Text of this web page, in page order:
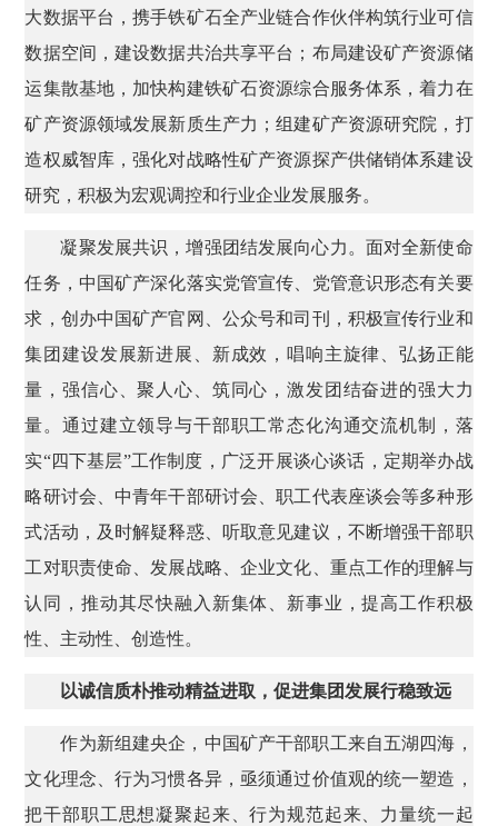
大数据平台，携手铁矿石全产业链合作伙伴构筑行业可信
数据空间，建设数据共治共享平台；布局建设矿产资源储
运集散基地，加快构建铁矿石资源综合服务体系，着力在
矿产资源领域发展新质生产力；组建矿产资源研究院，打
造权威智库，强化对战略性矿产资源探产供储销体系建设
研究，积极为宏观调控和行业企业发展服务。
凝聚发展共识，增强团结发展向心力。面对全新使命
任务，中国矿产深化落实党管宣传、党管意识形态有关要
求，创办中国矿产官网、公众号和司刊，积极宣传行业和
集团建设发展新进展、新成效，唱响主旋律、弘扬正能
量，强信心、聚人心、筑同心，激发团结奋进的强大力
量。通过建立领导与干部职工常态化沟通交流机制，落
实“四下基层”工作制度，广泛开展谈心谈话，定期举办战
略研讨会、中青年干部研讨会、职工代表座谈会等多种形
式活动，及时解疑释惑、听取意见建议，不断增强干部职
工对职责使命、发展战略、企业文化、重点工作的理解与
认同，推动其尽快融入新集体、新事业，提高工作积极
性、主动性、创造性。
以诚信质朴推动精益进取，促进集团发展行稳致远
作为新组建央企，中国矿产干部职工来自五湖四海，
文化理念、行为习惯各异，亟须通过价值观的统一塑造，
把干部职工思想凝聚起来、行为规范起来、力量统一起